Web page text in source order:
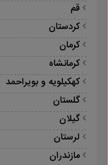
قم
کردستان
کرمان
کرمانشاه
کهکیلویه و بویراحمد
گلستان
گیلان
لرستان
مازندران